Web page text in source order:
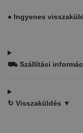
● Ingyenes
⛟ Szállítási
↻ Visszaküldés ▼